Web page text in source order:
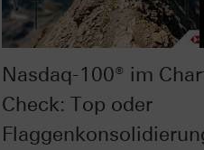
Nasdaq-100® im
Check: Top oder